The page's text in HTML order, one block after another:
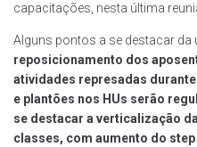
capacitações, nesta última
Alguns pontos a se destacar
reposicionamento dos
atividades represadas
e plantões nos HUs serão
se destacar a verticalização
classes, com aumento do